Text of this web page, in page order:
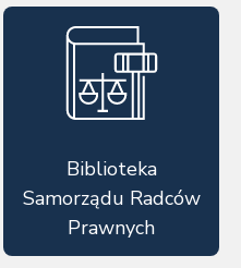
Biblioteka
Samorządu Radców
Prawnych